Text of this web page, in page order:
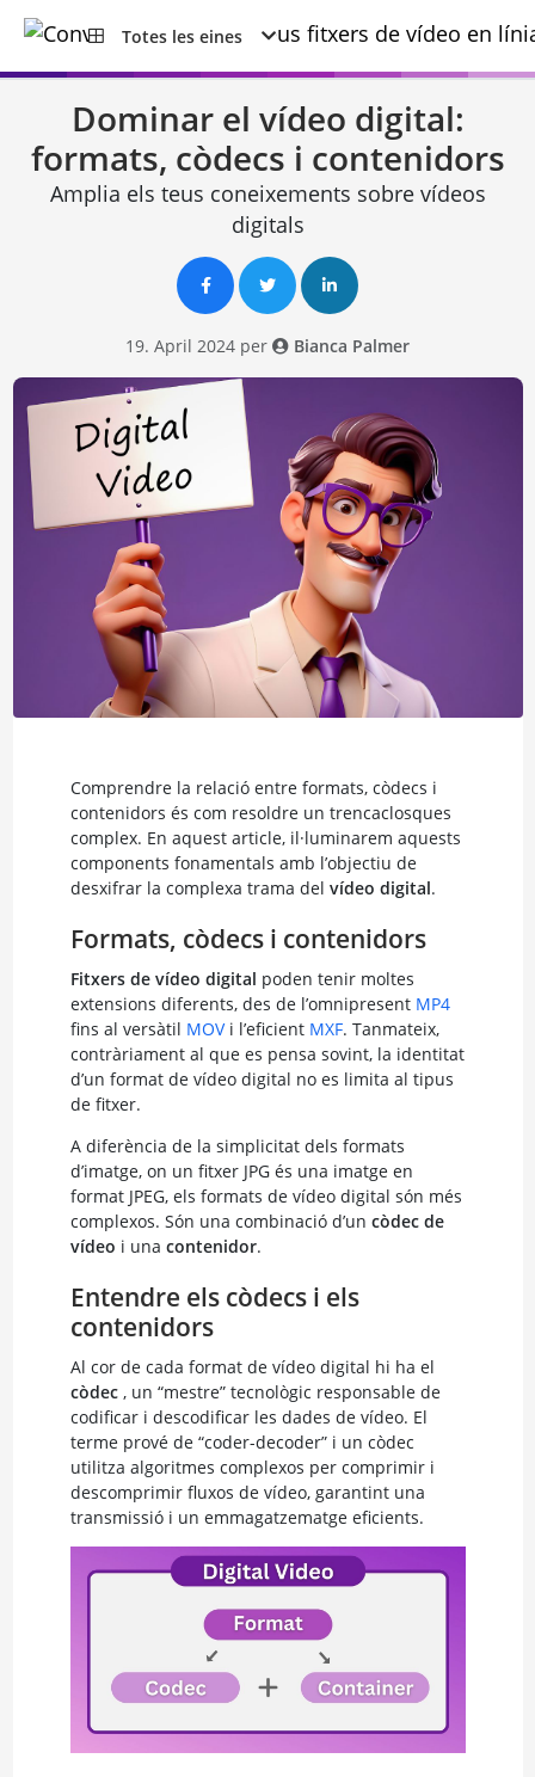
Totes les eines
Dominar el vídeo digital:
formats, còdecs i contenidors
Amplia els teus coneixements sobre vídeos
digitals
19. April 2024 per Bianca Palmer
Comprendre la relació entre formats, còdecs i
contenidors és com resoldre un trencaclosques
complex. En aquest article, il·luminarem aquests
components fonamentals amb l’objectiu de
desxifrar la complexa trama del vídeo digital.
Formats, còdecs i contenidors
Fitxers de vídeo digital poden tenir moltes
extensions diferents, des de l’omnipresent MP4
fins al versàtil MOVi l’eficient MXF. Tanmateix,
contràriament al que es pensa sovint, la identitat
d’un format de vídeo digital no es limita al tipus
de fitxer.
A diferència de la simplicitat dels formats
d’imatge, on un fitxer JPG és una imatge en
format JPEG, els formats de vídeo digital són més
complexos. Són una combinació d’un còdec de
vídeo i una contenidor.
Entendre els còdecs i els
contenidors
Al cor de cada format de vídeo digital hi ha el
còdec, un “mestre” tecnològic responsable de
codificar i descodificar les dades de vídeo. El
terme prové de “coder-decoder” i un còdec
utilitza algoritmes complexos per comprimir i
descomprimir fluxos de vídeo, garantint una
transmissió i un emmagatzematge eficients.